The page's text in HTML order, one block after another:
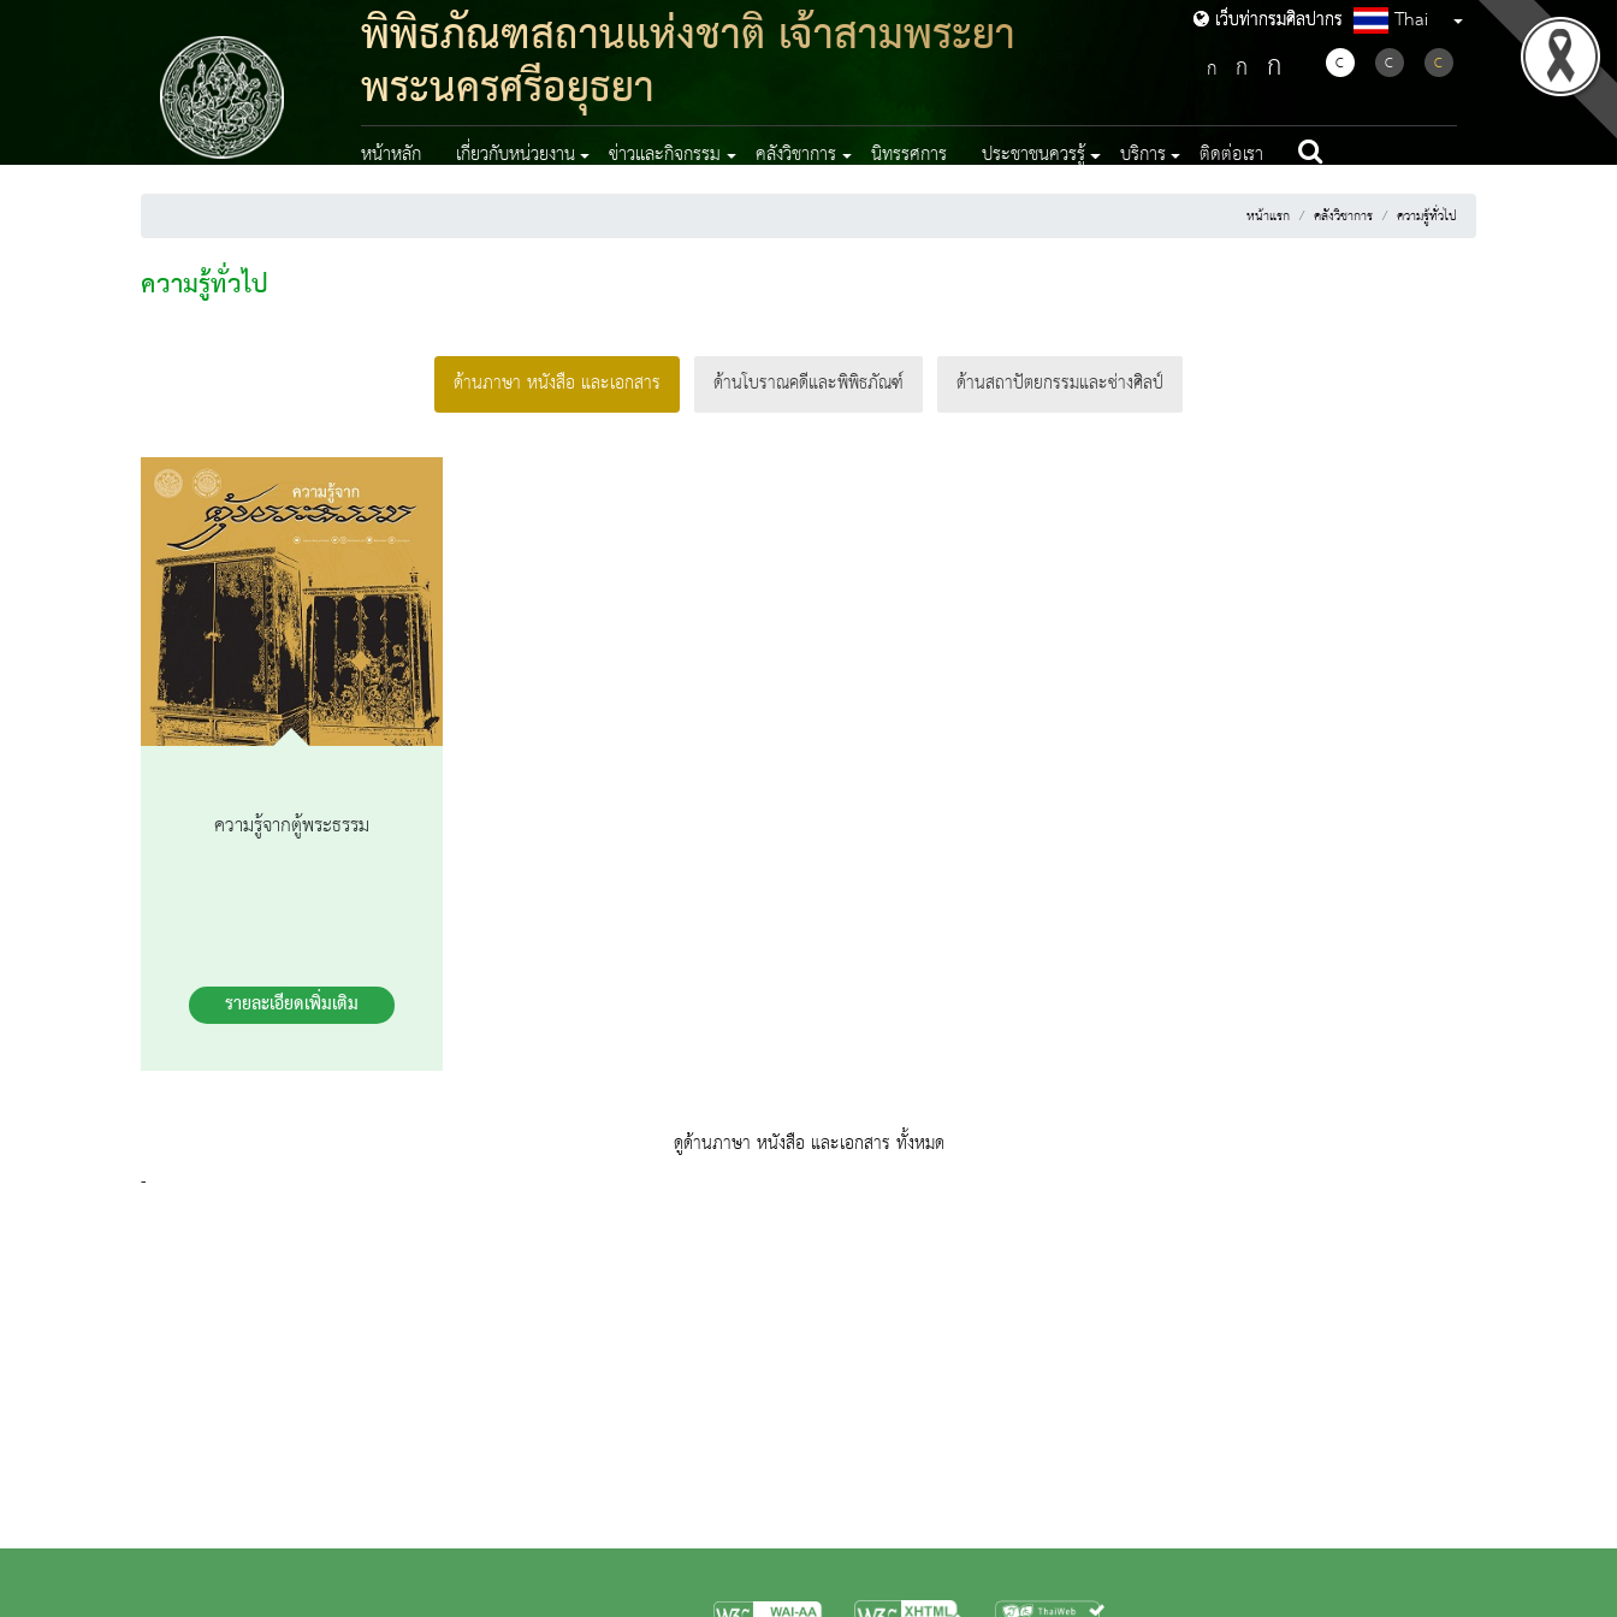
เว็บท่ากรมศิลปากร
พิพิธภัณฑสถานแห่งชาติ เจ้าสามพระยา
พระนครศรีอยุธยา
เว็บท่ากรมศิลปากร Thai
ก ก ก C C C
หน้าหลัก เกี่ยวกับหน่วยงาน ข่าวและกิจกรรม คลังวิชาการ นิทรรศการ ประชาชนควรรู้ บริการ ติดต่อเรา
หน้าแรก คลังวิชาการ ความรู้ทั่วไป
ความรู้ทั่วไป
ด้านภาษา หนังสือ และเอกสาร ด้านโบราณคดีและพิพิธภัณฑ์ ด้านสถาปัตยกรรมและช่างศิลป์
ความรู้จากตู้พระธรรม
รายละเอียดเพิ่มเติม
ดูด้านภาษา หนังสือ และเอกสาร ทั้งหมด
-